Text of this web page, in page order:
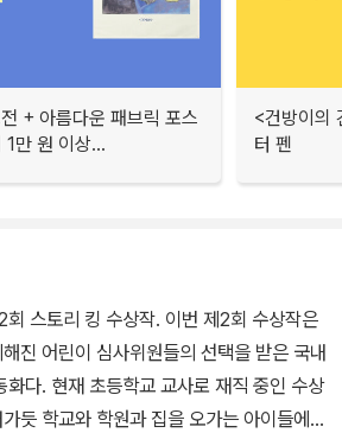
+ 아름다운 패브릭 포스
1만 원 이상...
<건방이의
터 펜
스토리 킹 수상작. 이번 제2회 수상작은
진 어린이 심사위원들의 선택을 받은 국내
화다. 현재 초등학교 교사로 재직 중인 수상
듯 학교와 학원과 집을 오가는 아이들에게